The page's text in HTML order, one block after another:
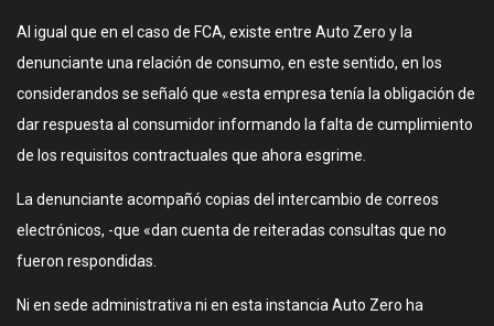
Al igual que en el caso de FCA, existe entre Auto Zero y la
denunciante una relación de consumo, en este sentido, en los
considerandos se señaló que «esta empresa tenía la obligación de
dar respuesta al consumidor informando la falta de cumplimiento
de los requisitos contractuales que ahora esgrime.
La denunciante acompañó copias del intercambio de correos
electrónicos, -que «dan cuenta de reiteradas consultas que no
fueron respondidas.
Ni en sede administrativa ni en esta instancia Auto Zero ha